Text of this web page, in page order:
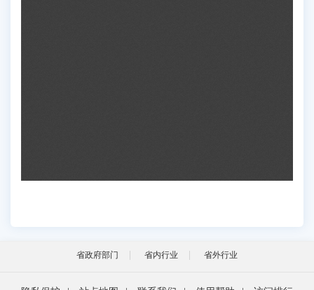
省政府部门 省内行业 省外行业